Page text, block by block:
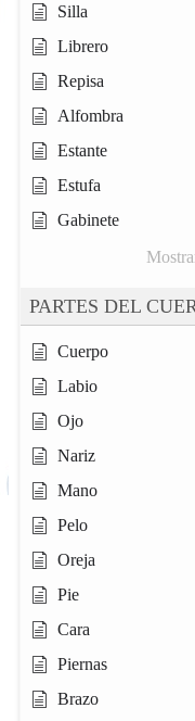
Silla
Librero
Repisa
Alfombra
Estante
Estufa
Gabinete
PARTES DEL
Cuerpo
Labio
Ojo
Nariz
Mano
Pelo
Oreja
Pie
Cara
Piernas
Brazo